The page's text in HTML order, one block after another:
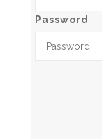
Password